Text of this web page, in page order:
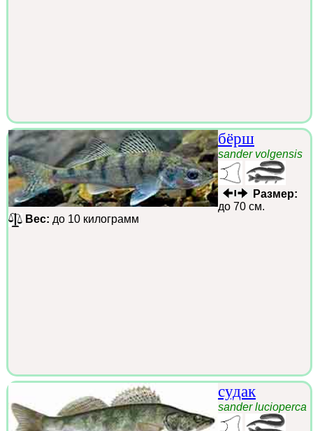
бёрш
sander volgensis
Размер:
до 70 см.
Вес: до 10 килограмм
судак
sander lucioperca